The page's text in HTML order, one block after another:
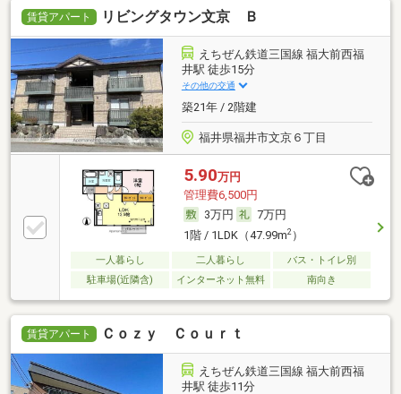
賃貸アパート リビングタウン文京 Ｂ
えちぜん鉄道三国線 福大前西福
井駅 徒歩15分
その他の交通
築21年 / 2階建
福井県福井市文京６丁目
5.90万円
管理費6,500円
3万円
7万円
1階 / 1LDK（47.99m2）
一人暮らし 二人暮らし
バス・トイレ別
駐車場(近隣含)
インターネット無料 南向き
賃貸アパート Ｃｏｚｙ Ｃｏｕｒｔ
えちぜん鉄道三国線 福大前西福
井駅 徒歩11分